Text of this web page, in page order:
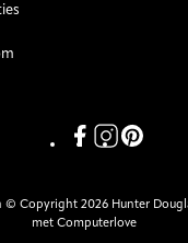
Link missing
LinkLink
Copyright 2026 Hunter
met Computerlove